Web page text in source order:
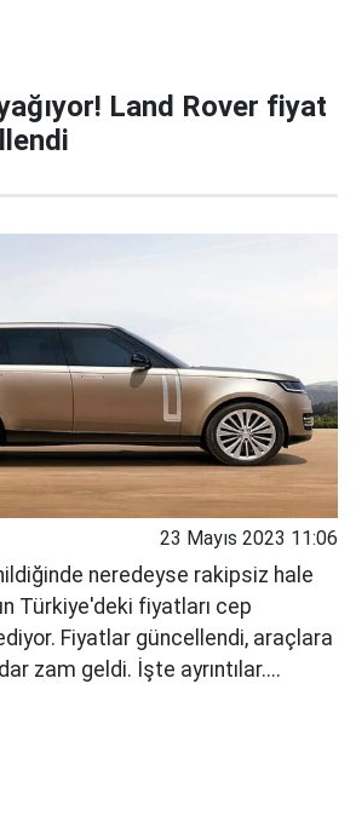
Land Rover fiyat
23 Mayıs 2023 11:06
neredeyse rakipsiz hale
Türkiye'deki fiyatları cep
Fiyatlar güncellendi, araçlara
zam geldi. İşte ayrıntılar....